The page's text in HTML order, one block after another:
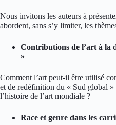
Nous invitons les auteurs à
abordent, sans s’y limiter, les
Contributions de l’art à la
»
Comment l’art peut-il être utilisé
et de redéfinition du « Sud global »
l’histoire de l’art mondiale ?
Race et genre dans les